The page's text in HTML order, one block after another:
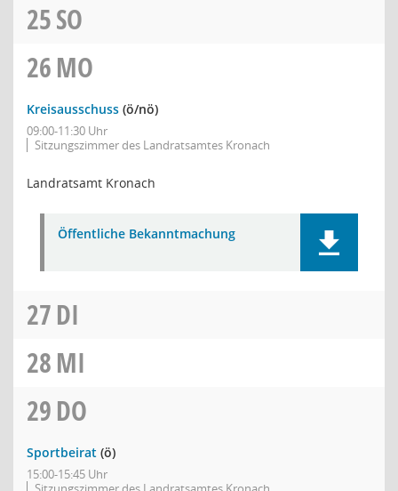
25SO
26MO
Kreisausschuss (ö/nö)
09:00-11:30 Uhr
Sitzungszimmer des Landratsamtes Kronach
Landratsamt Kronach
Öffentliche Bekanntmachung
27DI
28MI
29DO
Sportbeirat (ö)
15:00-15:45 Uhr